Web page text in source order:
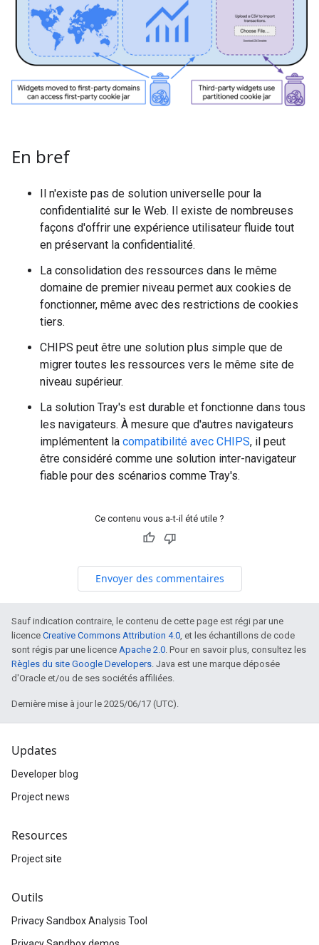
En bref
Il n'existe pas de solution universelle pour la
confidentialité sur le Web. Il existe de nombreuses
façons d'offrir une expérience utilisateur fluide tout
en préservant la confidentialité.
La consolidation des ressources dans le même
domaine de premier niveau permet aux cookies de
fonctionner, même avec des restrictions de cookies
tiers.
CHIPS peut être une solution plus simple que de
migrer toutes les ressources vers le même site de
niveau supérieur.
La solution Tray's est durable et fonctionne dans tous
les navigateurs. À mesure que d'autres navigateurs
implémentent la compatibilité avec CHIPS, il peut
être considéré comme une solution inter-navigateur
fiable pour des scénarios comme Tray's.
Ce contenu vous a-t-il été utile ?
Envoyer des commentaires
Sauf indication contraire, le contenu de cette page est régi par une
licence Creative Commons Attribution 4.0 , et les échantillons de code
sont régis par une licence Apache 2.0 . Pour en savoir plus, consultez les
Règles du site Google Developers . Java est une marque déposée
d'Oracle et/ou de ses sociétés affiliées.
Dernière mise à jour le 2025/06/17 (UTC).
Updates
Developer blog
Project news
Resources
Project site
Outils
Privacy Sandbox Analysis Tool